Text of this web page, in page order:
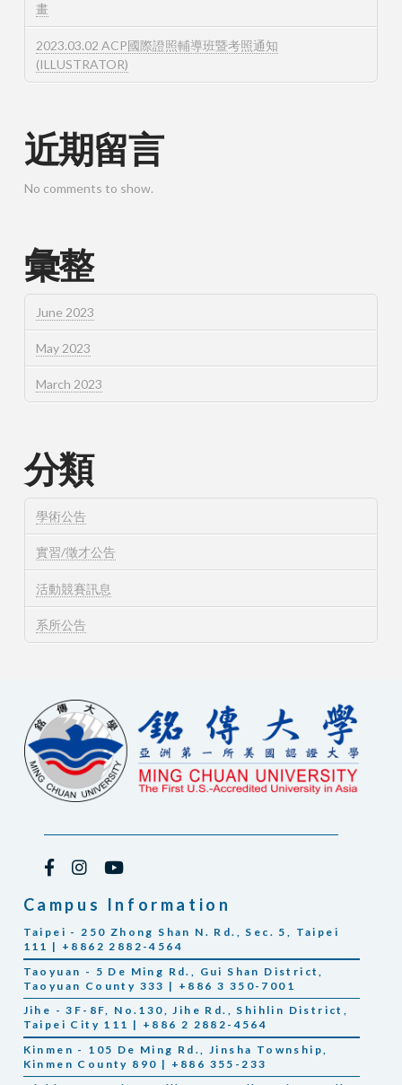
畫
2023.03.02 ACP國際證照輔導班暨考照通知
(ILLUSTRATOR)
近期留言
No comments to show.
彙整
June 2023
May 2023
March 2023
分類
學術公告
實習/徵才公告
活動競賽訊息
系所公告
Campus Information
Taipei - 250 Zhong Shan N. Rd., Sec. 5, Taipei
111 | +8862 2882-4564
Taoyuan - 5 De Ming Rd., Gui Shan District,
Taoyuan County 333 | +886 3 350-7001
Jihe - 3F-8F, No.130, Jihe Rd., Shihlin District,
Taipei City 111 | +886 2 2882-4564
Kinmen - 105 De Ming Rd., Jinsha Township,
Kinmen County 890 | +886 355-233